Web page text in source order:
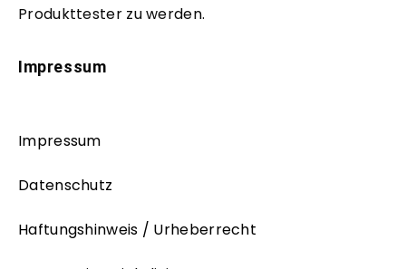
Produkttester zu werden.
Impressum
Impressum
Datenschutz
Haftungshinweis / Urheberrecht